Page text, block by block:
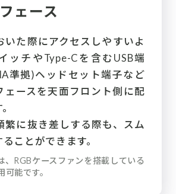
ェース
いた際にアクセスしやすいよ
ッチやType-Cを含むUSB端
準拠)ヘッドセット端子など
ェースを天面フロント側に配
繁に抜き差しする際も、スム
ことができます。
、RGBケースファンを搭載している
可能です。